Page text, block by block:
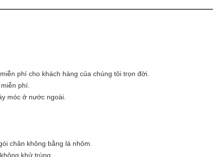
phí cho khách hàng của chúng tôi trọn đời.
phí.
móc ở nước ngoài.
chân không bằng lá nhôm.
khử trùng.